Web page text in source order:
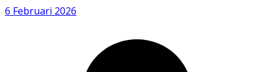
6 Februari 2026